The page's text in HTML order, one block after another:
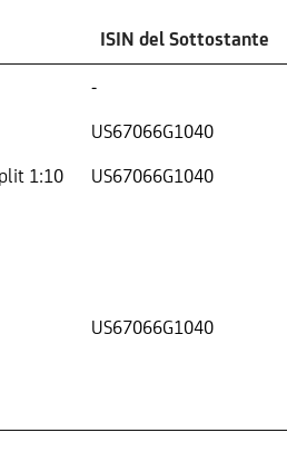
ISIN del Sottostante
-
US67066G1040
1:10 US67066G1040
US67066G1040